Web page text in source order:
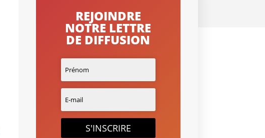
REJOINDRE
NOTRE LETTRE
DE DIFFUSION
S'INSCRIRE